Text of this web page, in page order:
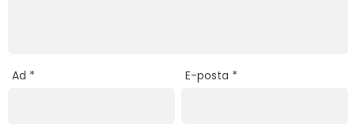
Ad * E-posta *